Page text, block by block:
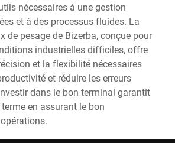
nécessaires à une gestion
et à des processus fluides. La
de pesage de Bizerba, conçue pour
industrielles difficiles, offre
et la flexibilité nécessaires
et réduire les erreurs
dans le bon terminal garantit
en assurant le bon